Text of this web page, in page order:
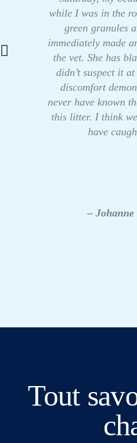
while I was in the
green granules
immediately made
the vet. She has
didn’t suspect it
discomfort
never have known
this litter. I think
have
–
Tout